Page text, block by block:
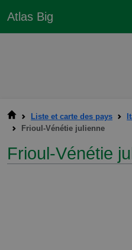
Atlas Big
Liste et carte des pays
Frioul-Vénétie julienne
Frioul-Vénétie